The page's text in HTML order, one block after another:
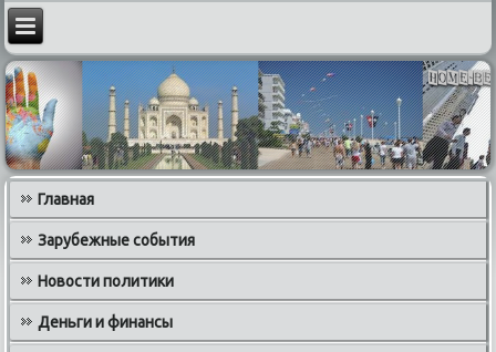
Главная
Зарубежные события
Новости политики
Деньги и финансы